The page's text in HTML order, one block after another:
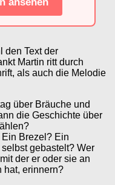
den Text der
Martin ritt durch
als auch die Melodie
über Bräuche und
die Geschichte über
Brezel? Ein
gebastelt? Wer
der er oder sie an
hat, erinnern?